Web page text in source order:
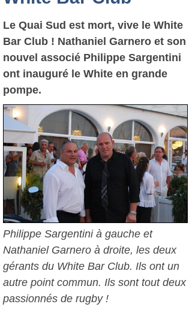
Le Quai Sud est mort, vive le White
Bar Club ! Nathaniel Garnero et son
nouvel associé Philippe Sargentini
ont inauguré le White en grande
pompe.
Philippe Sargentini à gauche et
Nathaniel Garnero à droite, les deux
gérants du White Bar Club. Ils ont un
autre point commun. Ils sont tout deux
passionnés de rugby !